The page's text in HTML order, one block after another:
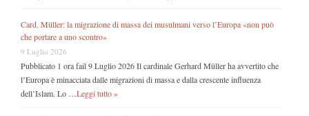
Card. Müller: la migrazione di massa dei musulmani verso l’Europa «non può
che portare a uno scontro»
9 Luglio 2026
Pubblicato 1 ora fail 9 Luglio 2026 Il cardinale Gerhard Müller ha avvertito che
l’Europa è minacciata dalle migrazioni di massa e dalla crescente influenza
dell’Islam. Lo … Leggi tutto »